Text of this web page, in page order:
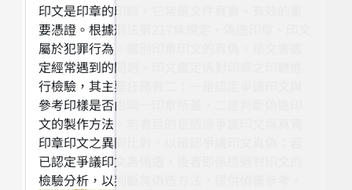
印文是印章的印跡，它常是文件真實、有效的重
要憑證。根據刑法第217條規定，偽造印章、印文
屬於犯罪行為。鑑別印章印文的真偽，是文書鑑
定經常遇到的問題。印文鑑定係對印章之印跡進
行檢驗，其主要任務有二：一是認定爭議印文與
參考印樣是否由同一印章所蓋，二是判斷偽造印
文的製作方法。前者目的是透過爭議印文與真實
印章印文之異同比對，以確認爭議印文真偽；若
已認定爭議印文為偽造，後者即係透過對印文的
檢驗分析，以判斷其偽造方法，提供偵審參考。